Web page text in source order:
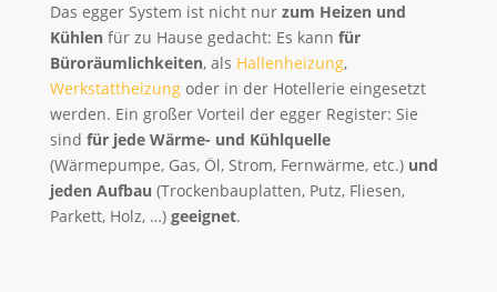
Das egger System ist nicht nur zum Heizen und
Kühlen für zu Hause gedacht: Es kann für
Büroräumlichkeiten, als Hallenheizung,
Werkstattheizungoder in der Hotellerie eingesetzt
werden. Ein großer Vorteil der egger Register: Sie
sind für jede Wärme- und Kühlquelle
(Wärmepumpe, Gas, Öl, Strom, Fernwärme, etc.) und
jeden Aufbau (Trockenbauplatten, Putz, Fliesen,
Parkett, Holz, …) geeignet.